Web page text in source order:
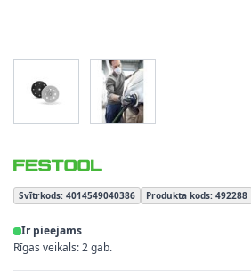
View larger imageView larger image
Svītrkods: 4014549040386 Produkta kods: 492288
Ir pieejams
Rīgas veikals: 2 gab.